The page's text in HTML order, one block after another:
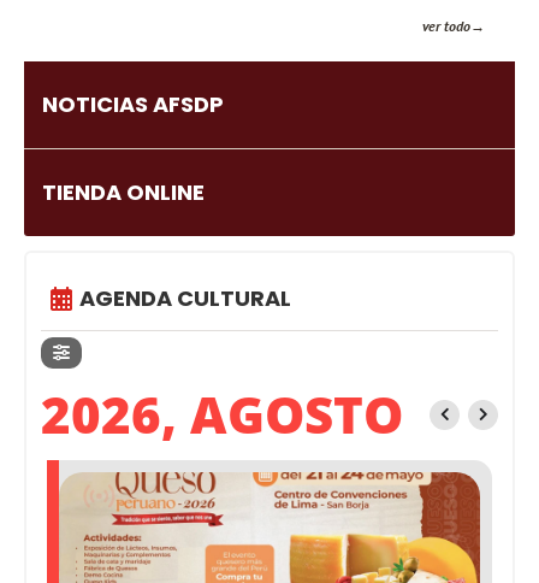
ver todo
NOTICIAS AFSDP
TIENDA ONLINE
AGENDA CULTURAL
2026, AGOSTO